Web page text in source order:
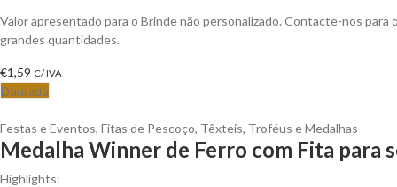
Valor apresentado para o Brinde não personalizado. Contacte-nos
grandes quantidades.
€1,59 C/ IVA
Dourado
Festas e Eventos, Fitas de Pescoço, Têxteis, Troféus e Medalhas
Medalha Winner de Ferro com Fita para
Highlights: